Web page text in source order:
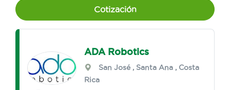
Cotización
ADA Robotics
San José , Santa Ana , Costa
Rica